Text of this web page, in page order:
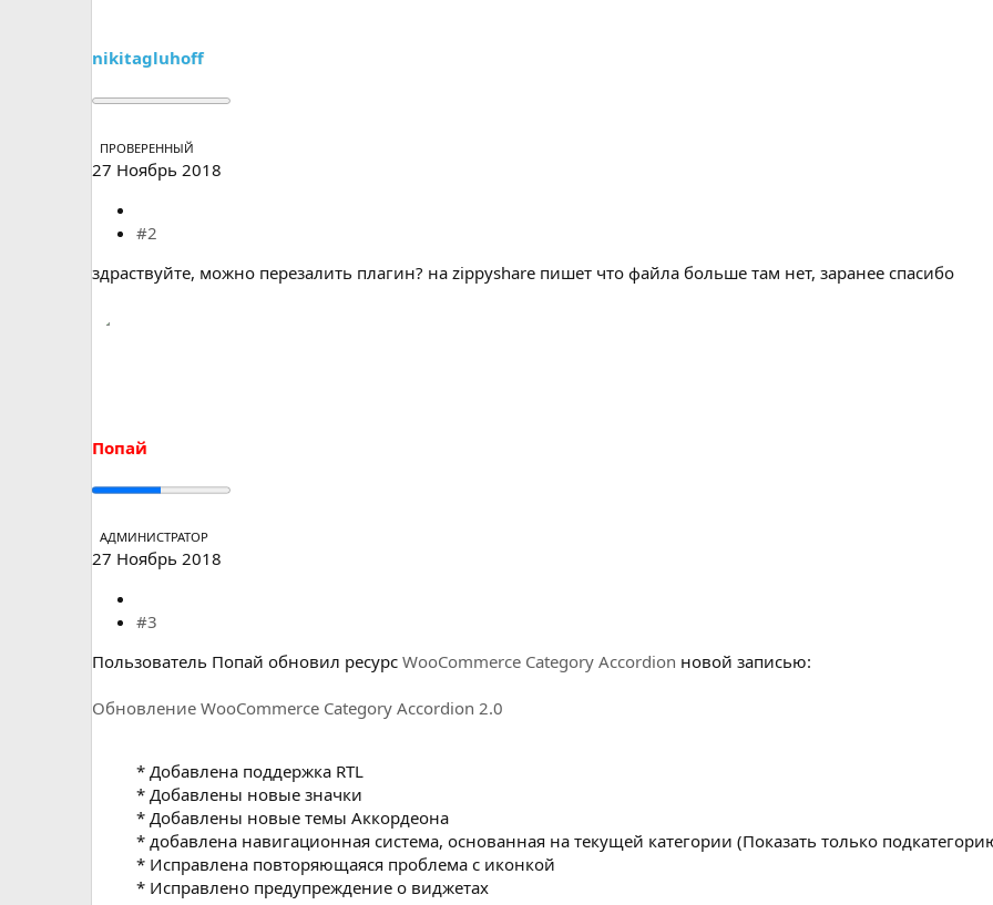
nikitagluhoff
ПРОВЕРЕННЫЙ
27 Ноябрь 2018
#2
здраствуйте, можно перезалить плагин? на zippyshare пишет что файла больше там нет, заранее спасибо
Попай
АДМИНИСТРАТОР
27 Ноябрь 2018
#3
Пользователь Попай обновил ресурс WooCommerce Category Accordion новой записью:
Обновление WooCommerce Category Accordion 2.0
* Добавлена поддержка RTL
* Добавлены новые значки
* Добавлены новые темы Аккордеона
* добавлена навигационная система, основанная на текущей категории (Показать только
* Исправлена повторяющаяся проблема с иконкой
* Исправлено предупреждение о виджетах